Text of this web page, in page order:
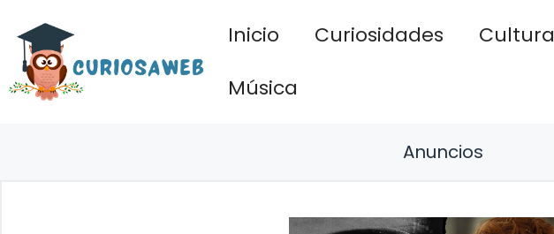
contenido
Inicio Curiosidades Cultura
Música
Anuncios